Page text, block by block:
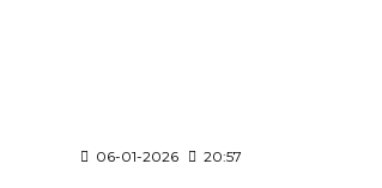
06-01-2026 20:57